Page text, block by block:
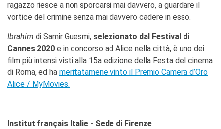
ragazzo riesce a non sporcarsi mai davvero, a guardare il
vortice del crimine senza mai davvero cadere in esso.
Ibrahim di Samir Guesmi, selezionato dal Festival di
Cannes 2020 e in concorso ad Alice nella città, è uno dei
film più intensi visti alla 15a edizione della Festa del cinema
di Roma, ed ha meritatamene vinto il Premio Camera d’Oro
Alice / MyMovies.
Institut français Italie - Sede di Firenze